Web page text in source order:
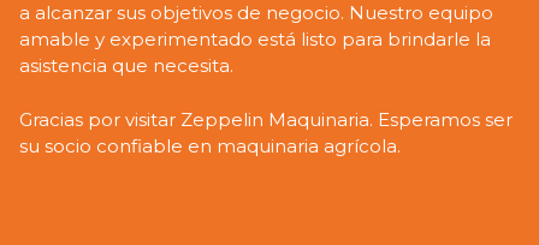
a alcanzar sus objetivos de negocio. Nuestro equipo
amable y experimentado está listo para brindarle la
asistencia que necesita.
Gracias por visitar Zeppelin Maquinaria. Esperamos ser
su socio confiable en maquinaria agrícola.